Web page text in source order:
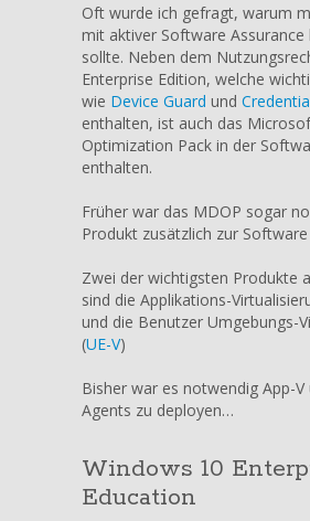
Oft wurde ich gefragt, warum
mit aktiver Software Assurance
sollte. Neben dem
Enterprise Edition, welche
wie Device Guard und
enthalten, ist auch das
Optimization Pack in der
enthalten.
Früher war das MDOP sogar
Produkt zusätzlich zur
Zwei der wichtigsten Produkte
sind die Applikations-
und die Benutzer Umgebungs-
(UE-V)
Bisher war es notwendig App-V
Agents zu deployen…
Windows 10
Education